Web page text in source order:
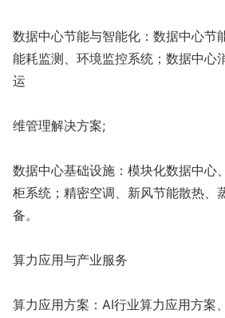
数据中心节能与智能化：数据中心节
能耗监测、环境监控系统；数据中心
运
维管理解决方案;
数据中心基础设施：模块化数据中心
柜系统；精密空调、新风节能散热、
备。
算力应用与产业服务
算力应用方案：AI行业算力应用方案